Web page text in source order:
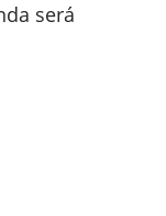
será